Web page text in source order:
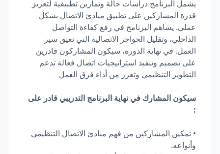
يشمل البرنامج دراسات حالة وتمارين تطبيقية لتعزيز
قدرة المشاركين على تطبيق مبادئ الاتصال بشكل
عملي. يساهم البرنامج في رفع كفاءة التواصل
الداخلي، وتقليل الحواجز الاتصالية التي تعيق سير
العمل. في نهاية الدورة، سيكون المشاركون قادرين
على تصميم وتنفيذ استراتيجيات اتصال فعالة تدعم
التطوير التنظيمي وتعزز من أداء فرق العمل
سيكون المشارك في نهاية البرنامج التدريبي قادر على
:
• تمكين المشاركين من فهم مبادئ الاتصال التنظيمي
وأنواعه.